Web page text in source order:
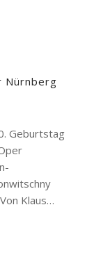
Nürnberg
Geburtstag
Klaus…